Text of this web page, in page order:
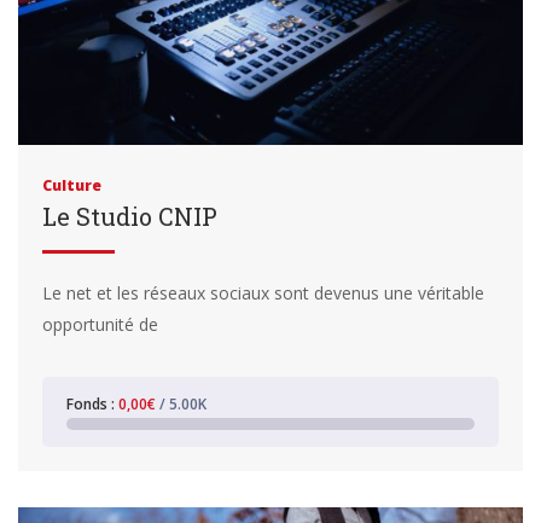
Culture
Le Studio CNIP
Le net et les réseaux sociaux sont devenus une véritable
opportunité de
Fonds : 0,00€ / 5.00K